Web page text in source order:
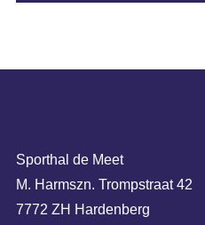
Sporthal de Meet
M. Harmszn. Trompstraat 42
7772 ZH Hardenberg